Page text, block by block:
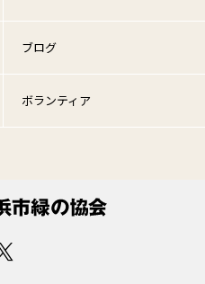
ブログ
ボランティア